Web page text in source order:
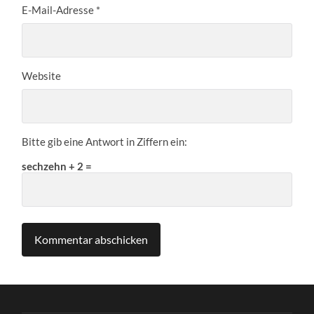
E-Mail-Adresse *
Website
Bitte gib eine Antwort in Ziffern ein:
sechzehn + 2 =